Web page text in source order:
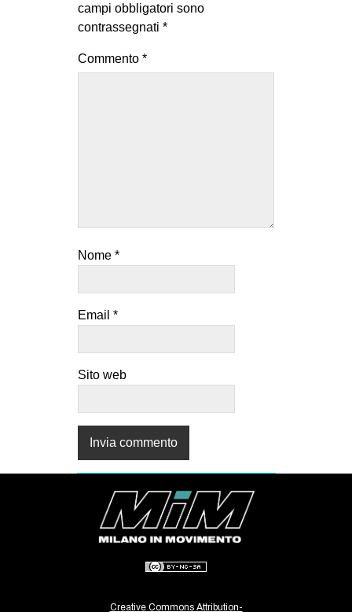
campi obbligatori sono
contrassegnati *
Commento *
Nome *
Email *
Sito web
Creative Commons Attribution-